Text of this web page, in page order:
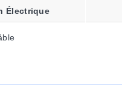
Électrique